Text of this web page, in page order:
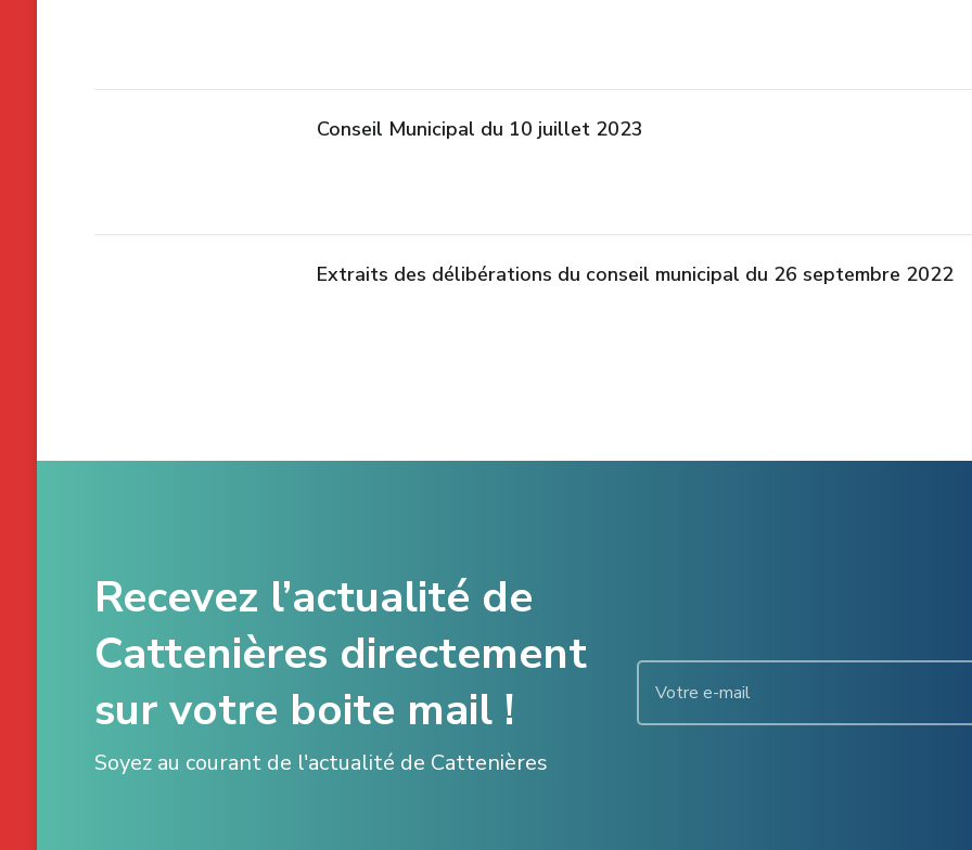
Conseil Municipal du 10 juillet 2023
Extraits des délibérations du conseil municipal du 26 septembre 2022
Recevez l’actualité de
Cattenières directement
sur votre boite mail !
Soyez au courant de l'actualité de Cattenières